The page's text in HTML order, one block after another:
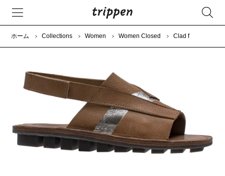
ホーム Collections Women Women Closed Clad f